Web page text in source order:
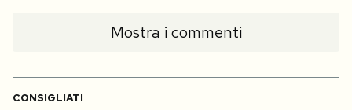
Mostra i commenti
CONSIGLIATI